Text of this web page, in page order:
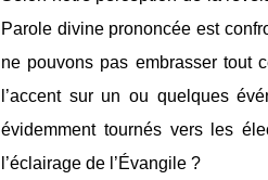
Parole divine prononcée est
ne pouvons pas embrasser tout
l’accent sur un ou quelques
évidemment tournés vers les
l’éclairage de l’Évangile ?